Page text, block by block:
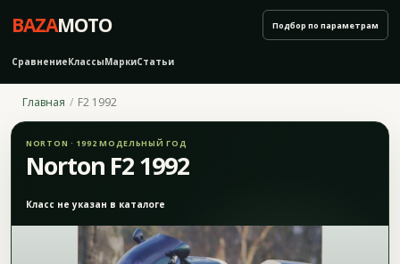
BAZAMOTO
СравнениеКлассыМаркиСтатьи
Подбор по параметрам
Главная F2 1992
NORTON · 1992 МОДЕЛЬНЫЙ ГОД
Norton F2 1992
Класс не указан в каталоге